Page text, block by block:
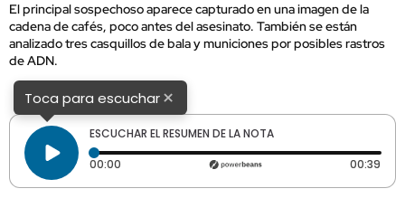
El principal sospechoso aparece capturado en una imagen de la
cadena de cafés, poco antes del asesinato. También se están
analizado tres casquillos de bala y municiones por posibles rastros
de ADN.
Toca para escuchar×
ESCUCHAR EL RESUMEN DE LA NOTA
00:00 Tiempo transcurrido: 0 segundos 00:39